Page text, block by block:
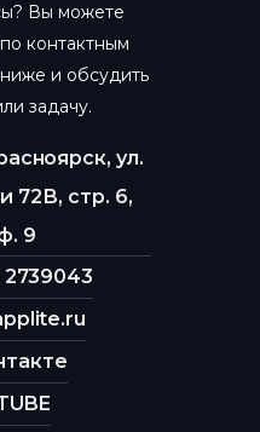
Вы можете
контактным
и обсудить
задачу.
ул.
72В, стр. 6,
9
2739043